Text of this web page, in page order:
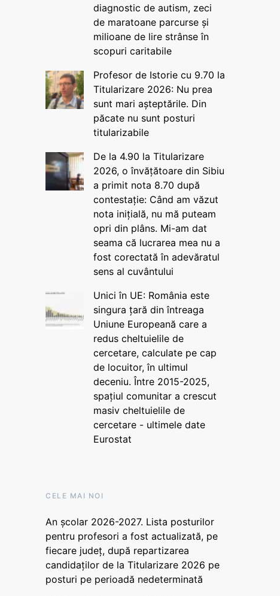
diagnostic de autism, zeci
de maratoane parcurse și
milioane de lire strânse în
scopuri caritabile
Profesor de Istorie cu 9.70 la
Titularizare 2026: Nu prea
sunt mari așteptările. Din
păcate nu sunt posturi
titularizabile
De la 4.90 la Titularizare
2026, o învățătoare din Sibiu
a primit nota 8.70 după
contestație: Când am văzut
nota inițială, nu mă puteam
opri din plâns. Mi-am dat
seama că lucrarea mea nu a
fost corectată în adevăratul
sens al cuvântului
Unici în UE: România este
singura țară din întreaga
Uniune Europeană care a
redus cheltuielile de
cercetare, calculate pe cap
de locuitor, în ultimul
deceniu. Între 2015-2025,
spațiul comunitar a crescut
masiv cheltuielile de
cercetare - ultimele date
Eurostat
CELE MAI NOI
An școlar 2026-2027. Lista posturilor
pentru profesori a fost actualizată, pe
fiecare județ, după repartizarea
candidaților de la Titularizare 2026 pe
posturi pe perioadă nedeterminată